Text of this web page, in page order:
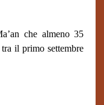
che almeno 35
il primo settembre